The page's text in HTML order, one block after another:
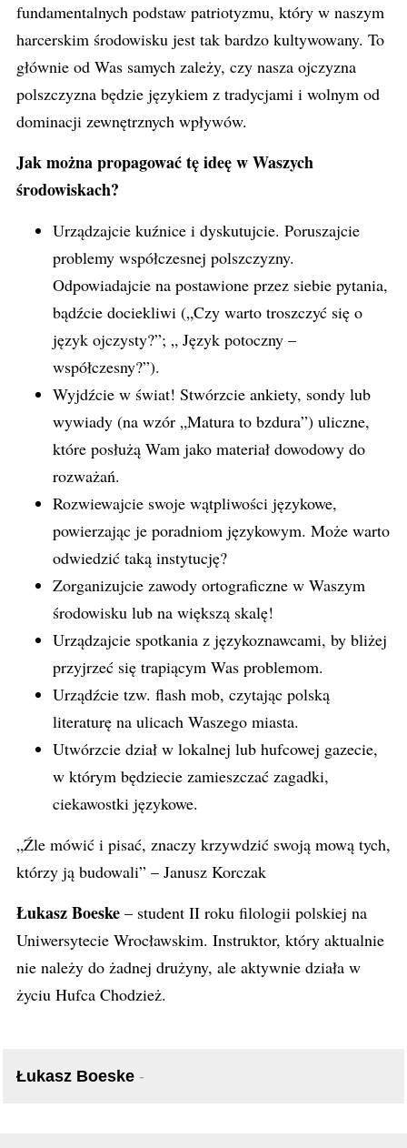
fundamentalnych podstaw patriotyzmu, który w naszym
harcerskim środowisku jest tak bardzo kultywowany. To
głównie od Was samych zależy, czy nasza ojczyzna
polszczyzna będzie językiem z tradycjami i wolnym od
dominacji zewnętrznych wpływów.
Jak można propagować tę ideę w Waszych
środowiskach?
Urządzajcie kuźnice i dyskutujcie. Poruszajcie
problemy współczesnej polszczyzny.
Odpowiadajcie na postawione przez siebie pytania,
bądźcie dociekliwi („Czy warto troszczyć się o
język ojczysty?”; „ Język potoczny –
współczesny?”).
Wyjdźcie w świat! Stwórzcie ankiety, sondy lub
wywiady (na wzór „Matura to bzdura”) uliczne,
które posłużą Wam jako materiał dowodowy do
rozważań.
Rozwiewajcie swoje wątpliwości językowe,
powierzając je poradniom językowym. Może warto
odwiedzić taką instytucję?
Zorganizujcie zawody ortograficzne w Waszym
środowisku lub na większą skalę!
Urządzajcie spotkania z językoznawcami, by bliżej
przyjrzeć się trapiącym Was problemom.
Urządźcie tzw. flash mob, czytając polską
literaturę na ulicach Waszego miasta.
Utwórzcie dział w lokalnej lub hufcowej gazecie,
w którym będziecie zamieszczać zagadki,
ciekawostki językowe.
„Źle mówić i pisać, znaczy krzywdzić swoją mową tych,
którzy ją budowali” – Janusz Korczak
Łukasz Boeske – student II roku filologii polskiej na
Uniwersytecie Wrocławskim. Instruktor, który aktualnie
nie należy do żadnej drużyny, ale aktywnie działa w
życiu Hufca Chodzież.
Łukasz Boeske -